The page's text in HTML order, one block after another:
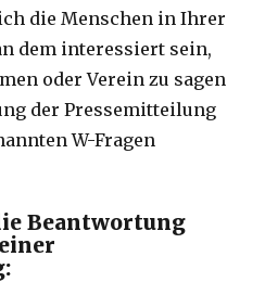
die Menschen in Ihrer
dem interessiert sein,
oder Verein zu sagen
der Pressemitteilung
W-Fragen
Beantwortung